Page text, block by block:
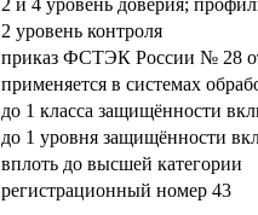
2 уровень контроля
приказ ФСТЭК России № 28
применяется в системах
до 1 класса защищённости
до 1 уровня защищённости
вплоть до высшей категории
регистрационный номер 43